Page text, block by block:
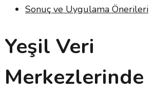
Sonuç ve Uygulama Önerileri
Yeşil Veri
Merkezlerinde